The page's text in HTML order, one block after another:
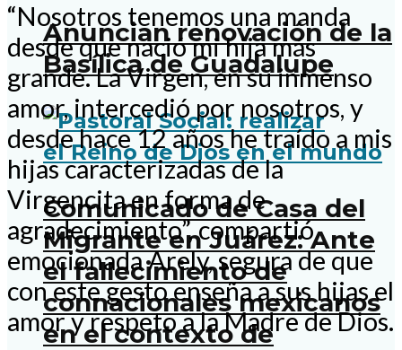
Anuncian renovación de la
Basílica de Guadalupe
Comunicado de Casa del
Migrante en Juárez: Ante
el fallecimiento de
connacionales mexicanos
en el contexto de
“Nosotros tenemos una manda
desde que nació mi hija más
grande. La Virgen, en su inmenso
amor, intercedió por nosotros, y
desde hace 12 años he traído a mis
hijas caracterizadas de la
Virgencita en forma de
agradecimiento”, compartió
emocionada Arely, segura de que
con este gesto enseña a sus hijas el
amor y respeto a la Madre de Dios.